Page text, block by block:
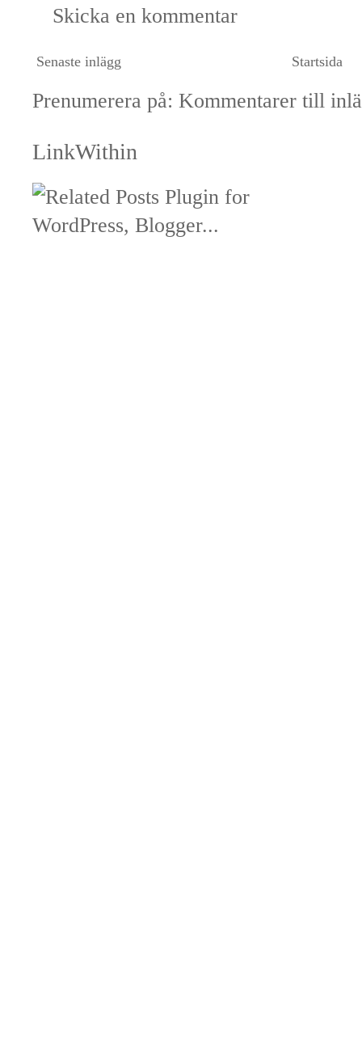
Skicka en kommentar
Senaste inlägg Startsida
Prenumerera på: Kommentarer till
LinkWithin